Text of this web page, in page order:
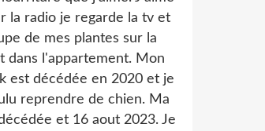
la radio je regarde la tv et
de mes plantes sur la
dans l'appartement. Mon
est décédée en 2020 et je
reprendre de chien. Ma
et 16 aout 2023. Je